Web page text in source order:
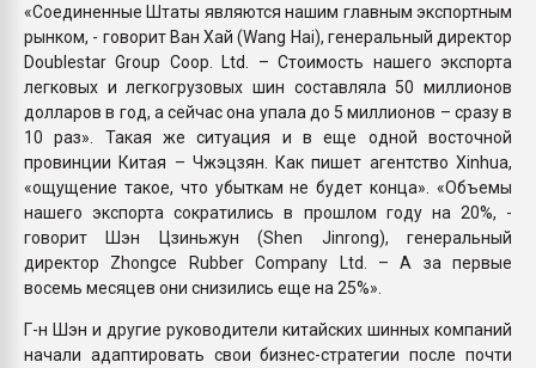
«Соединенные Штаты являются нашим главным экспортным
рынком, - говорит Ван Хай (Wang Hai), генеральный директор
Doublestar Group Coop. Ltd. – Стоимость нашего экспорта
легковых и легкогрузовых шин составляла 50 миллионов
долларов в год, а сейчас она упала до 5 миллионов – сразу в
10 раз». Такая же ситуация и в еще одной восточной
провинции Китая – Чжэцзян. Как пишет агентство Xinhua,
«ощущение такое, что убыткам не будет конца». «Объемы
нашего экспорта сократились в прошлом году на 20%, -
говорит Шэн Цзиньжун (Shen Jinrong), генеральный
директор Zhongce Rubber Company Ltd. – А за первые
восемь месяцев они снизились еще на 25%».
Г-н Шэн и другие руководители китайских шинных компаний
начали адаптировать свои бизнес-стратегии после почти